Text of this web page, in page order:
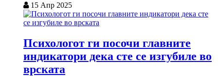
15 Апр 2025
Психологот ги посочи главните
индикатори дека сте се изгубиле во
врската